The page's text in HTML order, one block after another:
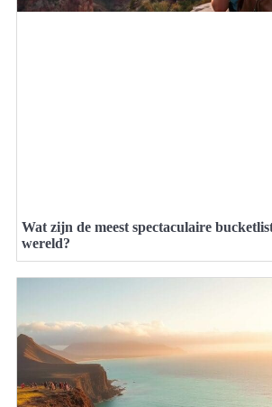
Wat zijn de meest spectaculaire
wereld?